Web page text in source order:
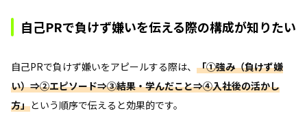
自己PRで負けず嫌いを伝える際の構成が知りたい
自己PRで負けず嫌いをアピールする際は、 「①強み（負けず嫌
い）⇒②エピソード⇒③結果・学んだこと⇒④入社後の活かし
方」という順序で伝えると効果的です。